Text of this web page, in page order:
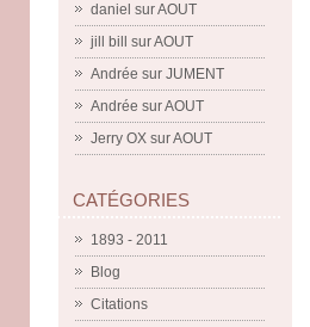
daniel surAOUT
jill bill
surAOUT
Andrée sur JUMENT
Andrée surAOUT
Jerry OX surAOUT
CATÉGORIES
1893 - 2011
Blog
Citations